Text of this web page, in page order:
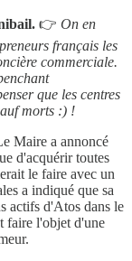
👉 On en
français les
commerciale.
que les centres
morts :) !
Maire a annoncé
d'acquérir toutes
le faire avec un
a indiqué que sa
actifs d'Atos dans le
faire l'objet d'une